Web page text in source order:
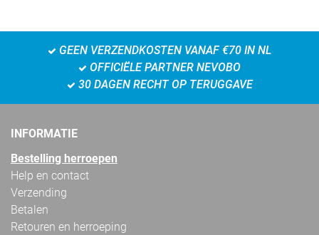
GEEN VERZENDKOSTEN VANAF €70 IN NL
OFFICIËLE PARTNER NEVOBO
30 DAGEN RECHT OP TERUGGAVE
INFORMATIE
Bestelling herroepen
Help en contact
Verzending
Betalen
Retouren en herroeping